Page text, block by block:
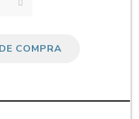
con Windows y
10.15 o superior en
COMPRA